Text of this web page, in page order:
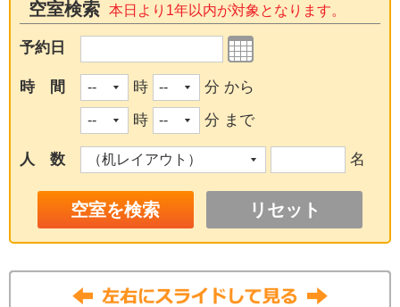
空室検索 本日より1年以内が対象となります。
予約日
時 間 時
分 から
時
分 まで
人 数 名
リセット